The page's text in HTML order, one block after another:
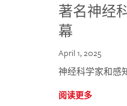
著名神经
幕
April 1, 2025
神经科学家和感
阅读更多